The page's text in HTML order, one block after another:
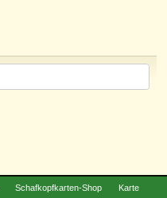
Schafkopfkarten-Shop Karte